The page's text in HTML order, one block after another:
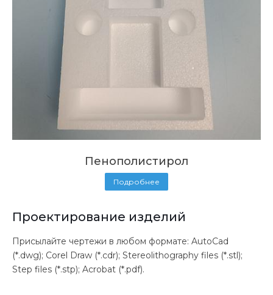
Пенополистирол
Подробнее
Проектирование изделий
Присылайте чертежи в любом формате: AutoCad
(*.dwg); Corel Draw (*.cdr); Stereolithography files (*.stl);
Step files (*.stp); Acrobat (*.pdf).